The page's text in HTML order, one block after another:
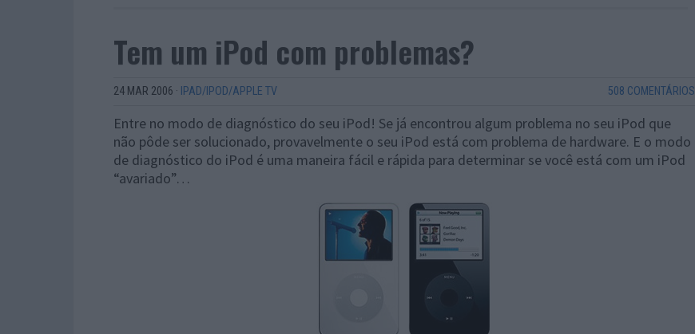
Tem um iPod com problemas?
24 MAR 2006 · IPAD/IPOD/APPLE TV 508 COMENTÁRIOS
Entre no modo de diagnóstico do seu iPod! Se já encontrou algum problema no seu iPod que
não pôde ser solucionado, provavelmente o seu iPod está com problema de hardware. E o modo
de diagnóstico do iPod é uma maneira fácil e rápida para determinar se você está com um iPod
“avariado”…